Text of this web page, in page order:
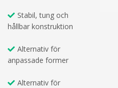
Stabil, tung och
hållbar konstruktion
Alternativ för
anpassade former
Alternativ för